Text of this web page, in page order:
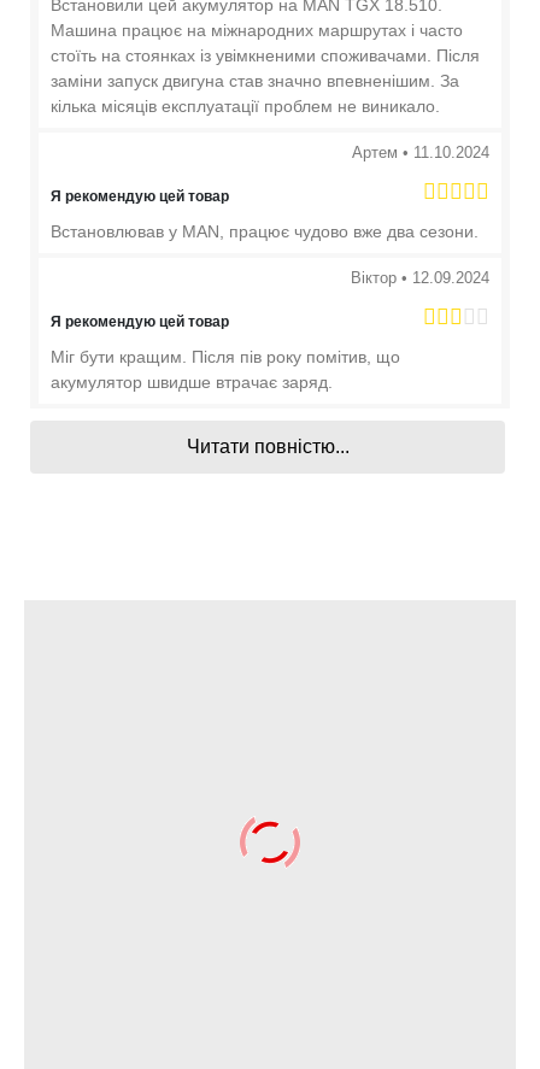
Встановили цей акумулятор на MAN TGX 18.510.
Машина працює на міжнародних маршрутах і часто
стоїть на стоянках із увімкненими споживачами. Після
заміни запуск двигуна став значно впевненішим. За
кілька місяців експлуатації проблем не виникало.
Артем • 11.10.2024
Я рекомендую цей товар
Встановлював у MAN, працює чудово вже два сезони.
Віктор • 12.09.2024
Я рекомендую цей товар
Міг бути кращим. Після пів року помітив, що
акумулятор швидше втрачає заряд.
Читати повністю...